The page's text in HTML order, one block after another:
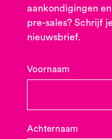
aankondigingen
pre-sales? Schrijf
nieuwsbrief.
Voornaam
Achternaam